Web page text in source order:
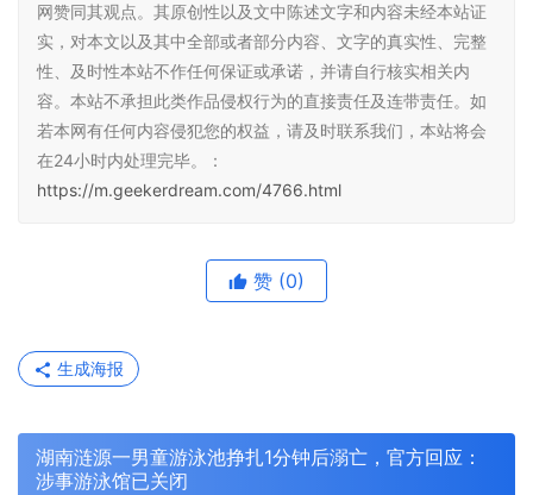
网赞同其观点。其原创性以及文中陈述文字和内容未经本站证
实，对本文以及其中全部或者部分内容、文字的真实性、完整
性、及时性本站不作任何保证或承诺，并请自行核实相关内
容。本站不承担此类作品侵权行为的直接责任及连带责任。如
若本网有任何内容侵犯您的权益，请及时联系我们，本站将会
在24小时内处理完毕。：
https://m.geekerdream.com/4766.html
赞 (0)
生成海报
湖南涟源一男童游泳池挣扎1分钟后溺亡，官方回应：
涉事游泳馆已关闭